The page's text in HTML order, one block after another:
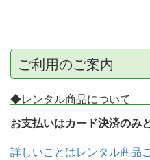
ご利用のご案内
◆レンタル商品について
お支払いはカード決済のみ
詳しいことはレンタル商品